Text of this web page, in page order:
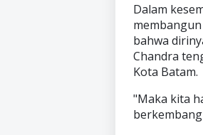
Dalam
bahwa
Chandra
Kota Batam.
"Maka kita